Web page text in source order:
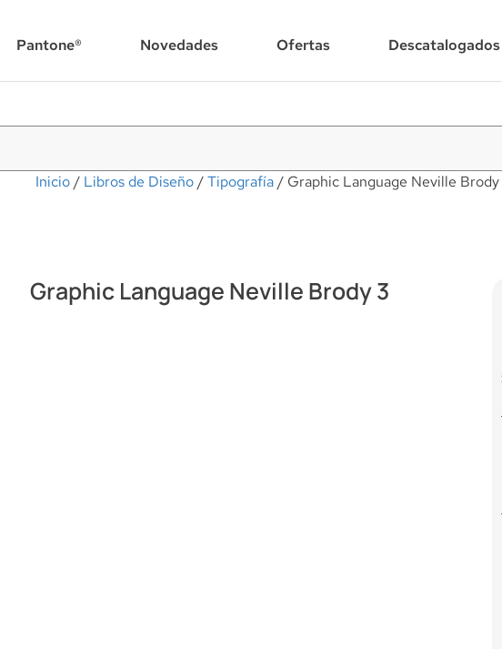
Pantone® Novedades Ofertas Descatalogados
Inicio / Libros de Diseño /Tipografía / Graphic Language Neville
Graphic Language Neville Brody 3